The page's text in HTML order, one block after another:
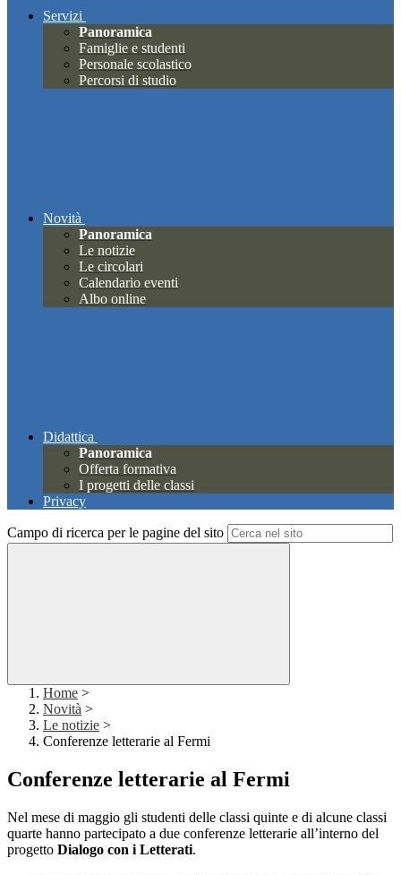
Servizi
Panoramica
Famiglie e studenti
Personale scolastico
Percorsi di studio
Novità
Panoramica
Le notizie
Le circolari
Calendario eventi
Albo online
Didattica
Panoramica
Offerta formativa
I progetti delle classi
Privacy
Campo di ricerca per le pagine del sito
Home >
Novità >
Le notizie >
Conferenze letterarie al Fermi
Conferenze letterarie al Fermi
Nel mese di maggio gli studenti delle classi quinte e di alcune classi
quarte hanno partecipato a due conferenze letterarie all’interno del
progetto Dialogo con i Letterati.